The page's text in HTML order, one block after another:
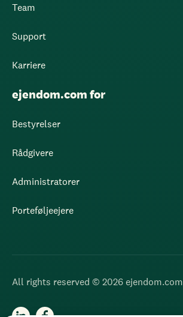
Team
Support
Karriere
ejendom.com for
Bestyrelser
Rådgivere
Administratorer
Porteføljeejere
All rights reserved © 2026 ejendom.com